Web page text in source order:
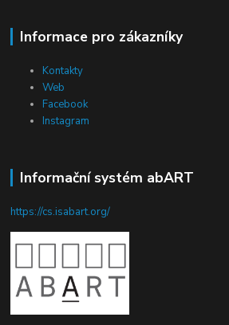
Informace pro zákazníky
Kontakty
Web
Facebook
Instagram
Informační systém abART
https://cs.isabart.org/